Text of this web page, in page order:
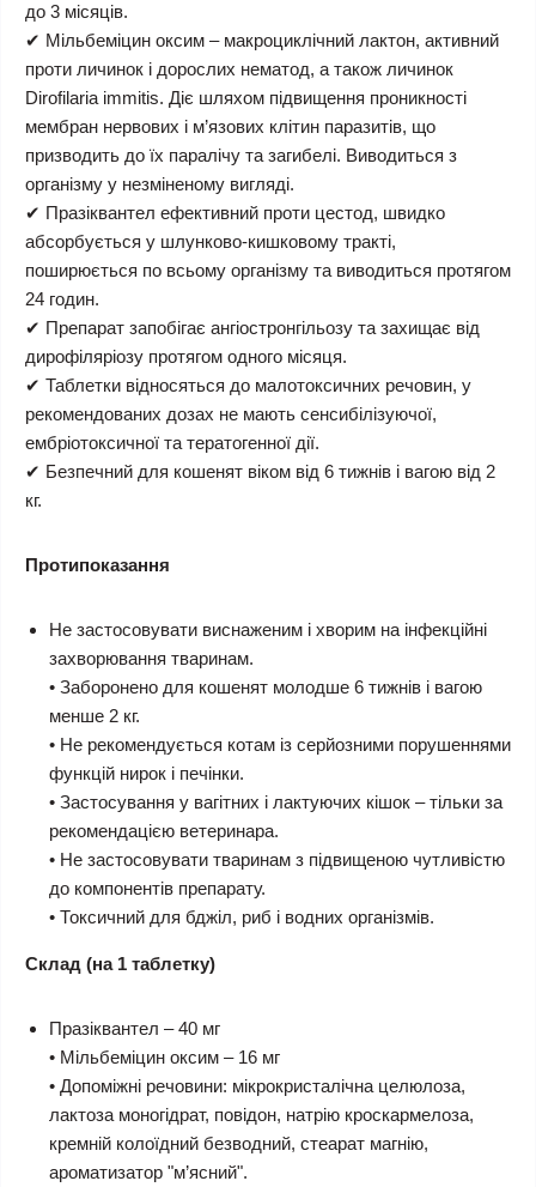
до 3 місяців.
✔ Мільбеміцин оксим – макроциклічний лактон, активний
проти личинок і дорослих нематод, а також личинок
Dirofilaria immitis. Діє шляхом підвищення проникності
мембран нервових і м’язових клітин паразитів, що
призводить до їх паралічу та загибелі. Виводиться з
організму у незміненому вигляді.
✔ Празіквантел ефективний проти цестод, швидко
абсорбується у шлунково-кишковому тракті,
поширюється по всьому організму та виводиться протягом
24 годин.
✔ Препарат запобігає ангіостронгільозу та захищає від
дирофіляріозу протягом одного місяця.
✔ Таблетки відносяться до малотоксичних речовин, у
рекомендованих дозах не мають сенсибілізуючої,
ембріотоксичної та тератогенної дії.
✔ Безпечний для кошенят віком від 6 тижнів і вагою від 2
кг.
Протипоказання
Не застосовувати виснаженим і хворим на інфекційні
захворювання тваринам.
• Заборонено для кошенят молодше 6 тижнів і вагою
менше 2 кг.
• Не рекомендується котам із серйозними порушеннями
функцій нирок і печінки.
• Застосування у вагітних і лактуючих кішок – тільки за
рекомендацією ветеринара.
• Не застосовувати тваринам з підвищеною чутливістю
до компонентів препарату.
• Токсичний для бджіл, риб і водних організмів.
Склад (на 1 таблетку)
Празіквантел – 40 мг
• Мільбеміцин оксим – 16 мг
• Допоміжні речовини: мікрокристалічна целюлоза,
лактоза моногідрат, повідон, натрію кроскармелоза,
кремній колоїдний безводний, стеарат магнію,
ароматизатор "м’ясний".